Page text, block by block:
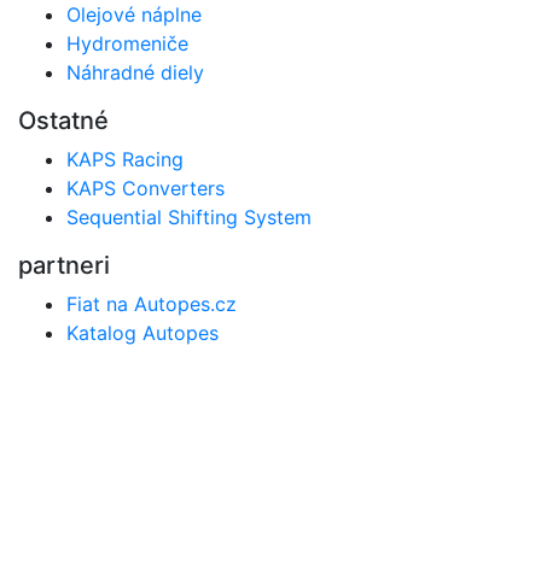
Olejové náplne
Hydromeniče
Náhradné diely
Ostatné
KAPS Racing
KAPS Converters
Sequential Shifting System
partneri
Fiat na Autopes.cz
Katalog Autopes